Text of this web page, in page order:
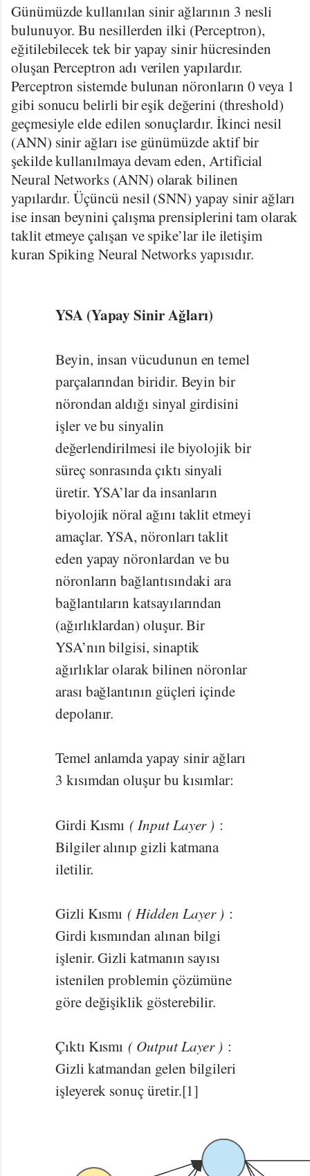
Günümüzde kullanılan sinir ağlarının 3 nesli
bulunuyor. Bu nesillerden ilki (Perceptron),
eğitilebilecek tek bir yapay sinir hücresinden
oluşan Perceptron adı verilen yapılardır.
Perceptron sistemde bulunan nöronların 0 veya 1
gibi sonucu belirli bir eşik değerini (threshold)
geçmesiyle elde edilen sonuçlardır. İkinci nesil
(ANN) sinir ağları ise günümüzde aktif bir
şekilde kullanılmaya devam eden, Artificial
Neural Networks (ANN) olarak bilinen
yapılardır. Üçüncü nesil (SNN) yapay sinir ağları
ise insan beynini çalışma prensiplerini tam olarak
taklit etmeye çalışan ve spike’lar ile iletişim
kuran Spiking Neural Networks yapısıdır.
YSA (Yapay Sinir Ağları)
Beyin, insan vücudunun en temel
parçalarından biridir. Beyin bir
nörondan aldığı sinyal girdisini
işler ve bu sinyalin
değerlendirilmesi ile biyolojik bir
süreç sonrasında çıktı sinyali
üretir. YSA’lar da insanların
biyolojik nöral ağını taklit etmeyi
amaçlar. YSA, nöronları taklit
eden yapay nöronlardan ve bu
nöronların bağlantısındaki ara
bağlantıların katsayılarından
(ağırlıklardan) oluşur. Bir
YSA’nın bilgisi, sinaptik
ağırlıklar olarak bilinen nöronlar
arası bağlantının güçleri içinde
depolanır.
Temel anlamda yapay sinir ağları
3 kısımdan oluşur bu kısımlar:
Girdi Kısmı ( Input Layer ) :
Bilgiler alınıp gizli katmana
iletilir.
Gizli Kısmı ( Hidden Layer ) :
Girdi kısmından alınan bilgi
işlenir. Gizli katmanın sayısı
istenilen problemin çözümüne
göre değişiklik gösterebilir.
Çıktı Kısmı ( Output Layer ) :
Gizli katmandan gelen bilgileri
işleyerek sonuç üretir.[1]